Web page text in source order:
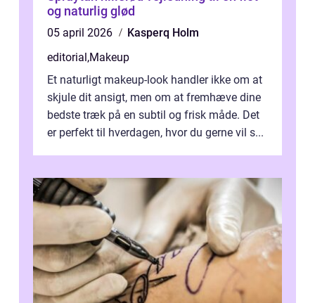
og naturlig glød
05 april 2026
Kasperq Holm
editorial,Makeup
Et naturligt makeup-look handler ikke om at
skjule dit ansigt, men om at fremhæve dine
bedste træk på en subtil og frisk måde. Det
er perfekt til hverdagen, hvor du gerne vil s...